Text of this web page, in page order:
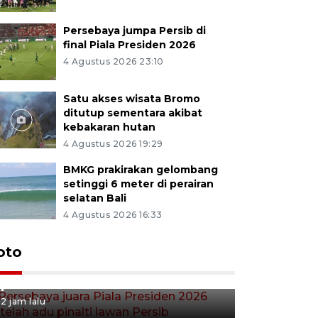
Persebaya jumpa Persib di
final Piala Presiden 2026
4 Agustus 2026 23:10
Satu akses wisata Bromo
ditutup sementara akibat
kebakaran hutan
4 Agustus 2026 19:29
BMKG prakirakan gelombang
setinggi 6 meter di perairan
selatan Bali
4 Agustus 2026 16:33
Persebaya juara Piala
Presiden 2026 setelah adu
2 jam lalu